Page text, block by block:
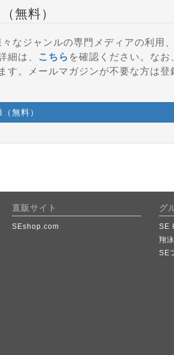
無料）
なジャンルの専門メディアの利用
員特典などのサービスを受けることができます。 詳細は、
こちら を確認ください。なお
す。メールマガジンが不要な方は
無料）
直販サイト
SEshop.com
グ
SE
翔
SE